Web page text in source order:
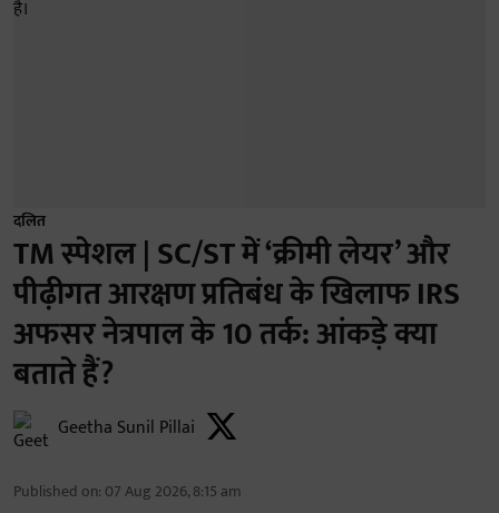
दलित
TM स्पेशल | SC/ST में ‘क्रीमी लेयर’ और
पीढ़ीगत आरक्षण प्रतिबंध के खिलाफ IRS
अफसर नेत्रपाल के 10 तर्क: आंकड़े क्या
बताते हैं?
Geetha Sunil Pillai
Published on: 07 Aug 2026, 8:15 am